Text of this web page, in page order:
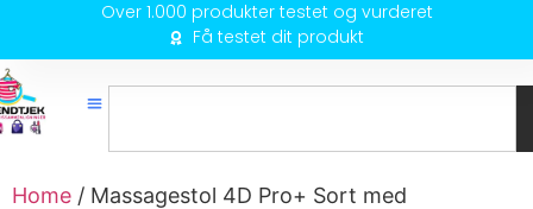
Over 1.000 produkter testet og vurderet
Få testet dit produkt
Home / Massagestol 4D Pro+ Sort med